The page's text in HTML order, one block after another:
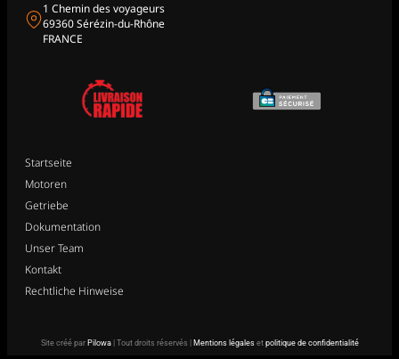
1 Chemin des voyageurs
69360 Sérézin-du-Rhône
FRANCE
Startseite
Motoren
Getriebe
Dokumentation
Unser Team
Kontakt
Rechtliche Hinweise
Site créé par Pilowa| Tout droits réservés | Mentions légaleset politique de confidentialité